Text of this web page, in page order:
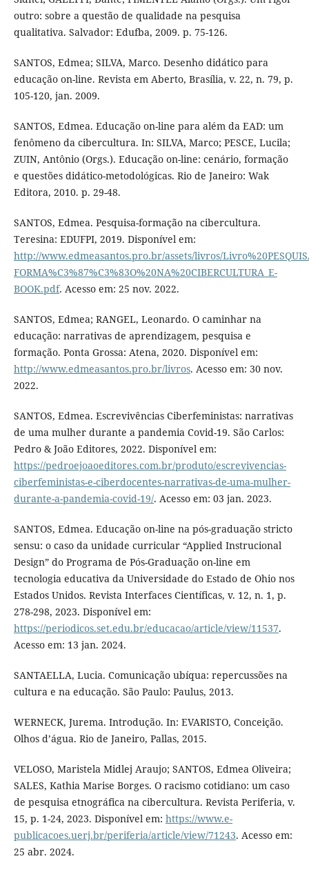
outro: sobre a questão de qualidade na pesquisa
qualitativa. Salvador: Edufba, 2009. p. 75-126.
SANTOS, Edmea; SILVA, Marco. Desenho didático para
educação on-line. Revista em Aberto, Brasília, v. 22, n. 79, p.
105-120, jan. 2009.
SANTOS, Edmea. Educação on-line para além da EAD: um
fenômeno da cibercultura. In: SILVA, Marco; PESCE, Lucila;
ZUIN, Antônio (Orgs.). Educação on-line: cenário, formação
e questões didático-metodológicas. Rio de Janeiro: Wak
Editora, 2010. p. 29-48.
SANTOS, Edmea. Pesquisa-formação na cibercultura.
Teresina: EDUFPI, 2019. Disponível em:
http://www.edmeasantos.pro.br/assets/livros/
FORMA%C3%87%C3%83O%20NA%20CIBERCULTURA_E-
BOOK.pdf. Acesso em: 25 nov. 2022.
SANTOS, Edmea; RANGEL, Leonardo. O caminhar na
educação: narrativas de aprendizagem, pesquisa e
formação. Ponta Grossa: Atena, 2020. Disponível em:
http://www.edmeasantos.pro.br/livros. Acesso em: 30 nov.
2022.
SANTOS, Edmea. Escrevivências Ciberfeministas: narrativas
de uma mulher durante a pandemia Covid-19. São Carlos:
Pedro & João Editores, 2022. Disponível em:
https://pedroejoaoeditores.com.br/produto/escrevivencias-
ciberfeministas-e-ciberdocentes-narrativas-de-uma-mulher-
durante-a-pandemia-covid-19/. Acesso em: 03 jan. 2023.
SANTOS, Edmea. Educação on-line na pós-graduação stricto
sensu: o caso da unidade curricular “Applied Instrucional
Design” do Programa de Pós-Graduação on-line em
tecnologia educativa da Universidade do Estado de Ohio nos
Estados Unidos. Revista Interfaces Científicas, v. 12, n. 1, p.
278-298, 2023. Disponível em:
https://periodicos.set.edu.br/educacao/article/view/11537.
Acesso em: 13 jan. 2024.
SANTAELLA, Lucia. Comunicação ubíqua: repercussões na
cultura e na educação. São Paulo: Paulus, 2013.
WERNECK, Jurema. Introdução. In: EVARISTO, Conceição.
Olhos d’água. Rio de Janeiro, Pallas, 2015.
VELOSO, Maristela Midlej Araujo; SANTOS, Edmea Oliveira;
SALES, Kathia Marise Borges. O racismo cotidiano: um caso
de pesquisa etnográfica na cibercultura. Revista Periferia, v.
15, p. 1-24, 2023. Disponível em: https://www.e-
publicacoes.uerj.br/periferia/article/view/71243. Acesso em:
25 abr. 2024.